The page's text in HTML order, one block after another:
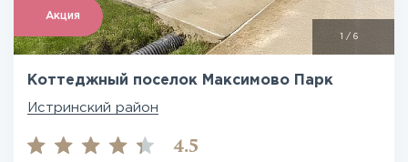
Акция
/ 6
Коттеджный поселок Максимово Парк
Истринский район
4.5